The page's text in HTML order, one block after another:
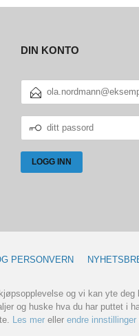
DIN KONTO
POSTADRESSE
PASSORD
PERSONVERN
og vi kan yte deg
og huske hva du har puttet i
Les mer eller endre innstillinger